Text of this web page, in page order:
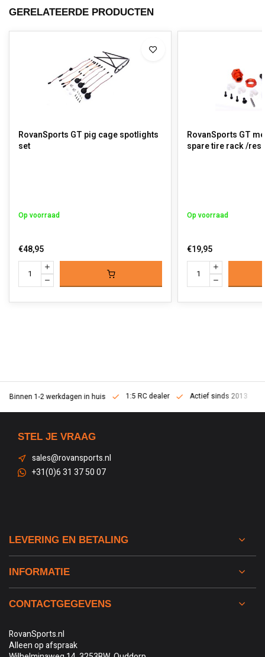
GERELATEERDE PRODUCTEN
RovanSports GT pig cage spotlights
set
Op voorraad
€48,95
RovanSports GT
spare tire rack /
Op voorraad
€19,95
Binnen 1-2 werkdagen in huis 1:5 RC dealer Actief sinds 2013
STEL JE VRAAG
sales@rovansports.nl
+31(0)6 31 37 50 07
LEVERING EN BETALING
INFORMATIE
CONTACTGEGEVENS
RovanSports.nl
Alleen op afspraak